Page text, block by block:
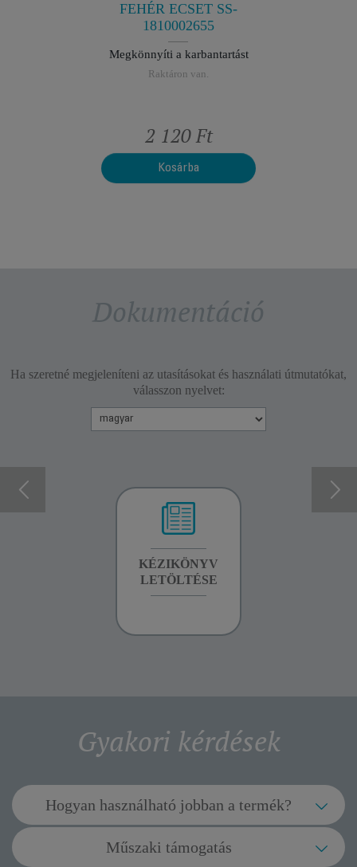
FEHÉR ECSET SS-
1810002655
Megkönnyíti a karbantartást
Raktáron van.
2 120 Ft
Kosárba
Dokumentáció
Ha szeretné megjeleníteni az utasításokat és használati útmutatókat,
válasszon nyelvet:
KÉZIKÖNYV
LETÖLTÉSE
Gyakori kérdések
Hogyan használható jobban a termék?
Mi az ionikus funkció célja (típustól
függően)?
Műszaki támogatás